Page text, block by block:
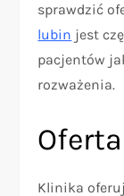
sprawdzić
lubin jest
pacjentów
rozważenia.
Klinika